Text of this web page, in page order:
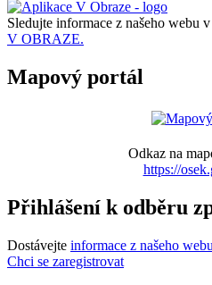
Sledujte informace z našeho webu v
V OBRAZE.
Mapový portál
Odkaz na
https://
Přihlášení k odběru
Dostávejte informace z našeho webu
Chci se zaregistrovat